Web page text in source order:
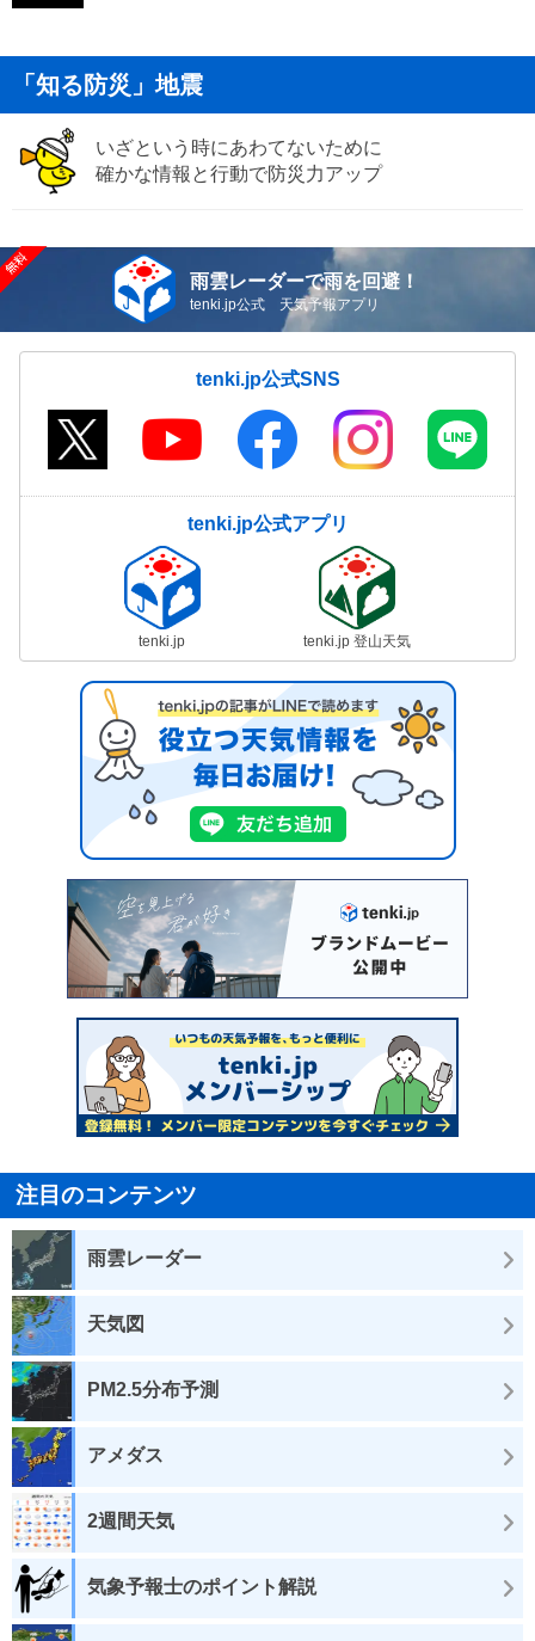
「知る防災」地震
いざという時にあわてないために
確かな情報と行動で防災力アップ
雨雲レーダーで雨を回避！
tenki.jp公式 天気予報アプリ
tenki.jp公式SNS
tenki.jp公式アプリ
tenki.jp tenki.jp 登山天気
注目のコンテンツ
雨雲レーダー
天気図
PM2.5分布予測
アメダス
2週間天気
気象予報士のポイント解説